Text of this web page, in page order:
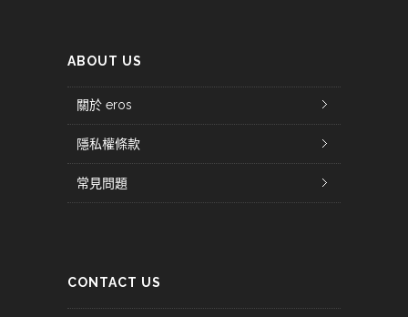
ABOUT US
關於 eros
隱私權條款
常見問題
CONTACT US